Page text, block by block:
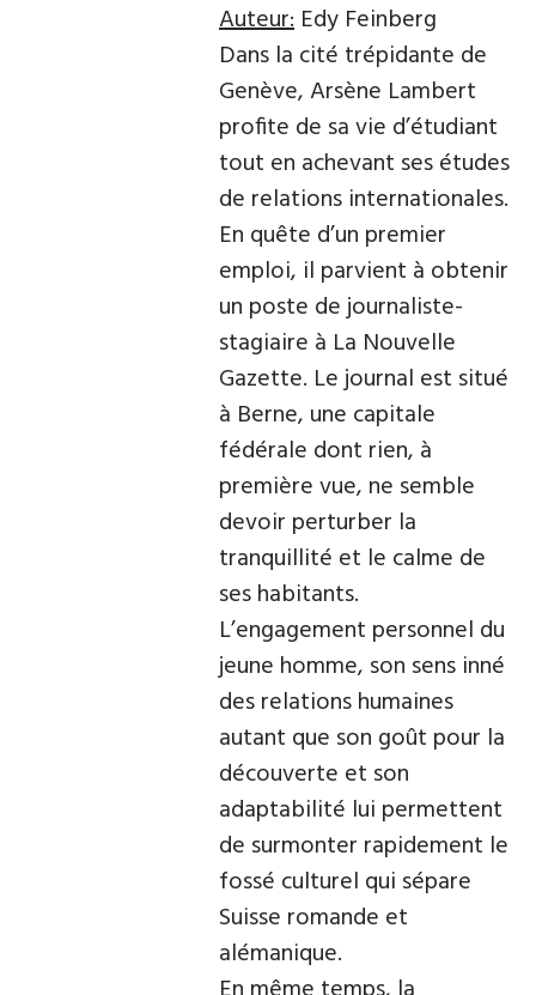
Auteur: Edy Feinberg
Dans la cité trépidante de
Genève, Arsène Lambert
profite de sa vie d’étudiant
tout en achevant ses études
de relations internationales.
En quête d’un premier
emploi, il parvient à obtenir
un poste de journaliste-
stagiaire à La Nouvelle
Gazette. Le journal est situé
à Berne, une capitale
fédérale dont rien, à
première vue, ne semble
devoir perturber la
tranquillité et le calme de
ses habitants.
L’engagement personnel du
jeune homme, son sens inné
des relations humaines
autant que son goût pour la
découverte et son
adaptabilité lui permettent
de surmonter rapidement le
fossé culturel qui sépare
Suisse romande et
alémanique.